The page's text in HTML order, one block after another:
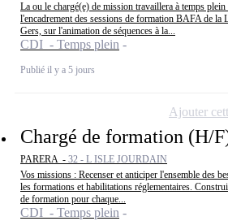
La ou le chargé(e) de mission travaillera à temps
l'encadrement des sessions de formation BAFA de la
Gers, sur l'animation de séquences à la...
CDI - Temps plein
Publié il y a 5 jours
Chargé de formation (H/
PARERA - 32 - L ISLE JOURDAIN
Vos missions : Recenser et anticiper l'ensemble des
les formations et habilitations réglementaires.
de formation pour chaque...
CDI - Temps plein
Ajouter